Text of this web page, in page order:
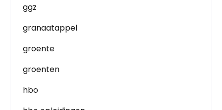
ggz
granaatappel
groente
groenten
hbo